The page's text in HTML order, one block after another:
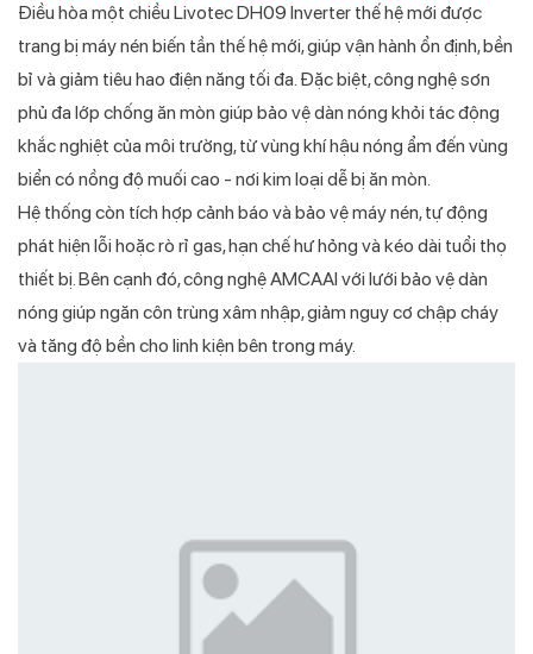
Điều hòa một chiều Livotec DH09 Inverter thế hệ mới được
trang bị máy nén biến tần thế hệ mới, giúp vận hành ổn định, bền
bỉ và giảm tiêu hao điện năng tối đa. Đặc biệt, công nghệ sơn
phủ đa lớp chống ăn mòn giúp bảo vệ dàn nóng khỏi tác động
khắc nghiệt của môi trường, từ vùng khí hậu nóng ẩm đến vùng
biển có nồng độ muối cao - nơi kim loại dễ bị ăn mòn.
Hệ thống còn tích hợp cảnh báo và bảo vệ máy nén, tự động
phát hiện lỗi hoặc rò rỉ gas, hạn chế hư hỏng và kéo dài tuổi thọ
thiết bị. Bên cạnh đó, công nghệ AMCAAI với lưới bảo vệ dàn
nóng giúp ngăn côn trùng xâm nhập, giảm nguy cơ chập cháy
và tăng độ bền cho linh kiện bên trong máy.